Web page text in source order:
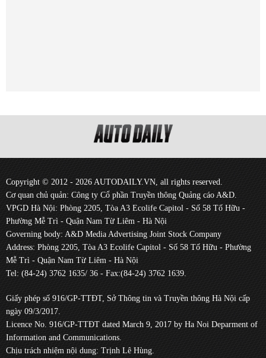
Copyright © 2012 - 2026 AUTODAILY.VN, all rights reserved.
Cơ quan chủ quản: Công ty Cổ phần Truyền thông Quảng cáo A&D.
VPGD Hà Nội: Phòng 2205, Tòa A3 Ecolife Capitol - Số 58 Tố Hữu -
Phường Mễ Trì - Quận Nam Từ Liêm - Hà Nội
Governing body: A&D Media Advertising Joint Stock Company
Address: Phòng 2205, Tòa A3 Ecolife Capitol - Số 58 Tố Hữu - Phường
Mễ Trì - Quận Nam Từ Liêm - Hà Nội
Tel: (84-24) 3762 1635/ 36 - Fax:(84-24) 3762 1639.
Giấy phép số 916/GP-TTĐT, Sở Thông tin và Truyền thông Hà Nội cấp
ngày 09/3/2017.
Licence No. 916/GP-TTĐT dated March 9, 2017 by Ha Noi Deparment of
Information and Communications.
Chịu trách nhiệm nội dung: Trịnh Lê Hùng.